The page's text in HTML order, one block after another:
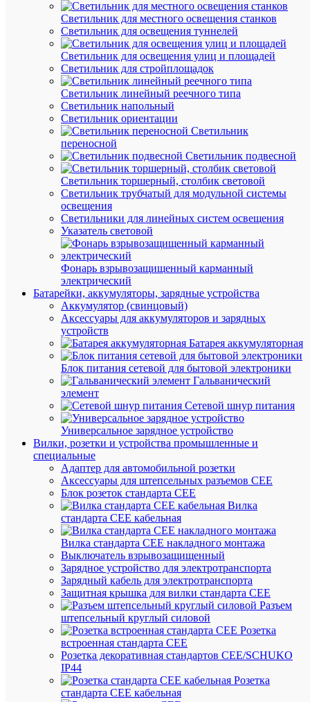
Светильник для местного освещения станков
Светильник для освещения туннелей
Светильник для освещения улиц и площадей
Светильник для стройплощадок
Светильник линейный реечного типа
Светильник напольный
Светильник ориентации
Светильник
переносной
Светильник подвесной
Светильник торшерный, столбик световой
Светильник трубчатый для модульной системы
освещения
Светильники для линейных систем освещения
Указатель световой
Фонарь взрывозащищенный карманный
электрический
Батарейки, аккумуляторы, зарядные устройства
Аккумулятор (свинцовый)
Аксессуары для аккумуляторов и зарядных
устройств
Батарея аккумуляторная
Блок питания сетевой для бытовой электроники
Гальванический
элемент
Сетевой шнур питания
Универсальное зарядное устройство
Вилки, розетки и устройства промышленные и
специальные
Адаптер для автомобильной розетки
Аксессуары для штепсельных разъемов CEE
Блок розеток стандарта CEE
Вилка
стандарта CEE кабельная
Вилка стандарта CEE накладного монтажа
Выключатель взрывозащищенный
Зарядное устройство для электротранспорта
Зарядный кабель для электротранспорта
Защитная крышка для вилки стандарта CEE
Разъем
штепсельный круглый силовой
Розетка
встроенная стандарта CEE
Розетка декоративная стандартов CEE/SCHUKO
IP44
Розетка
стандарта СЕЕ кабельная
EKF
an-
00
1-
00
EKF
55.26
В
К
20х40мм
EKF
an-
18
наличии